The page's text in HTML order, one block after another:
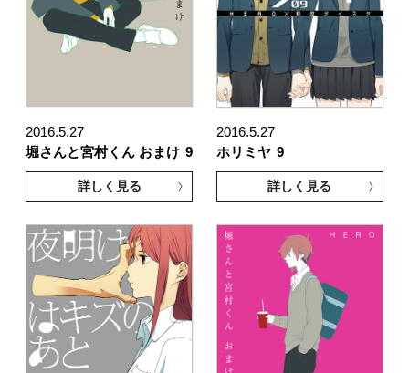
2016.5.27
堀さんと宮村くん おまけ 9
詳しく見る
2016.5.27
ホリミヤ 9
詳しく見る